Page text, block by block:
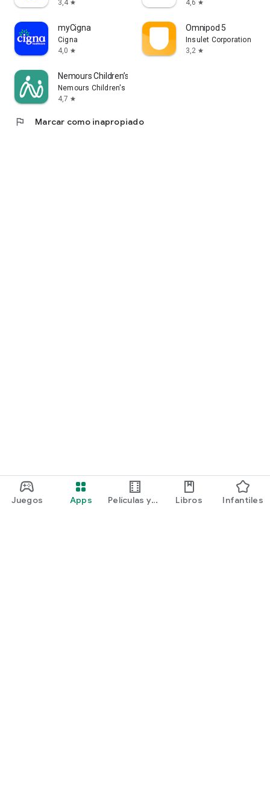
Juegos Apps
Películas y
Libros Infantiles
3,4 star
4,6 star
myCigna
Cigna
4,0 star
Omnipod 5
Insulet Corporation
3,2 star
Nemours Children’s MyChart
Nemours Children's Health
4,7 star
flag Marcar como inapropiado